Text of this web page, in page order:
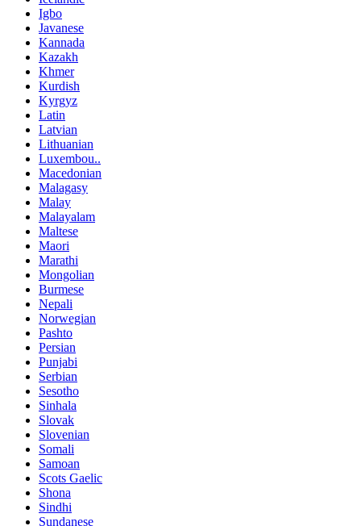
Igbo
Javanese
Kannada
Kazakh
Khmer
Kurdish
Kyrgyz
Latin
Latvian
Lithuanian
Luxembou..
Macedonian
Malagasy
Malay
Malayalam
Maltese
Maori
Marathi
Mongolian
Burmese
Nepali
Norwegian
Pashto
Persian
Punjabi
Serbian
Sesotho
Sinhala
Slovak
Slovenian
Somali
Samoan
Scots Gaelic
Shona
Sindhi
Sundanese